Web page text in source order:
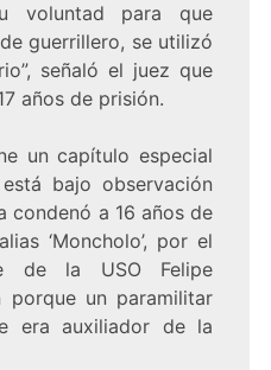
voluntad para que
guerrillero, se utilizó
señaló el juez que
años de prisión.
un capítulo especial
bajo observación
condenó a 16 años de
‘Moncholo’, por el
de la USO Felipe
porque un paramilitar
era auxiliador de la